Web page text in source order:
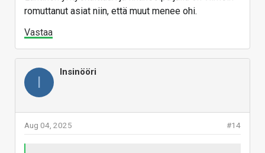
romuttanut asiat niin, että muut menee ohi.
Vastaa
I
Insinööri
#14
Aug 04, 2025